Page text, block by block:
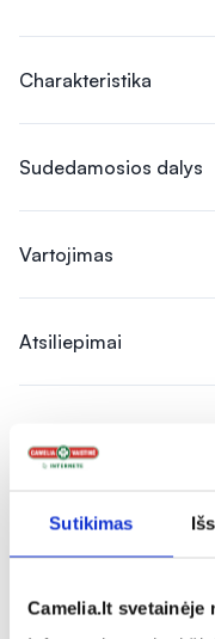
Sutikimas
Camelia.lt svetainėje
Charakteristika
Sudedamosios dalys
Vartojimas
Atsiliepimai
Panašios
Tik internete